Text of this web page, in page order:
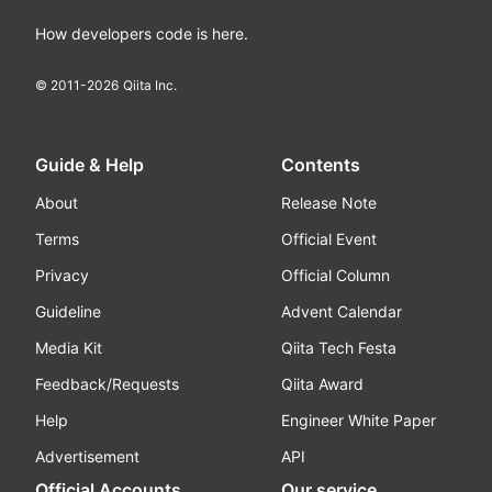
How developers code is here.
© 2011-2026 Qiita Inc.
Guide & Help
About
Terms
Privacy
Guideline
Media Kit
Feedback/Requests
Help
Advertisement
Contents
Release Note
Official Event
Official Column
Advent Calendar
Qiita Tech Festa
Qiita Award
Engineer White Paper
API